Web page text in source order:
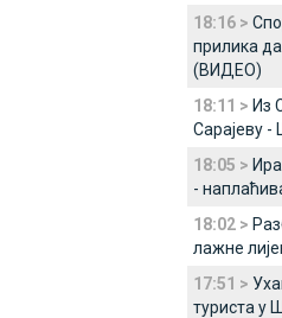
18:16 >
прилика
(ВИДЕО)
18:11 > Из
Сарајеву
18:05 >
-
18:02 >
лажне
17:51 >
туриста у